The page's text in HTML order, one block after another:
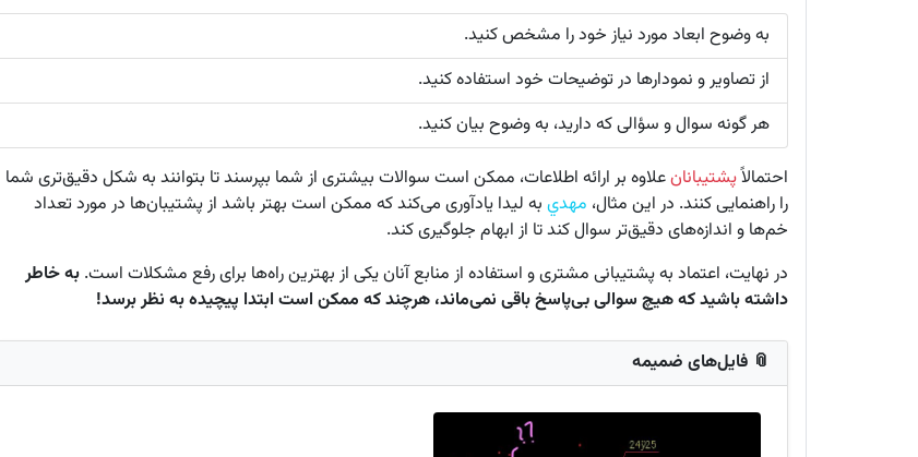
به وضوح ابعاد مورد نیاز خود را مشخص کنید.
از تصاویر و نمودارها در توضیحات خود استفاده کنید.
هر گونه سوال و سؤالی که دارید، به وضوح بیان کنید.
احتمالاًپشتیبانانعلاوه بر ارائه اطلاعات، ممکن است سوالات بیشتری از شما بپرسند تا بتوانند به شکل دقیق‌تری شما
را راهنمایی کنند. در این مثال، مهدي به لیدا یادآوری می‌کند که ممکن است بهتر باشد از پشتیبان‌ها در مورد تعداد
خم‌ها و اندازه‌های دقیق‌تر سوال کند تا از ابهام جلوگیری کند.
در نهایت، اعتماد به پشتیبانی مشتری و استفاده از منابع آنان یکی از بهترین راه‌ها برای رفع مشکلات است. به خاطر
داشته باشید که هیچ سوالی بی‌پاسخ باقی نمی‌ماند، هرچند که ممکن است ابتدا پیچیده به نظر برسد!
📎 فایل‌های ضمیمه